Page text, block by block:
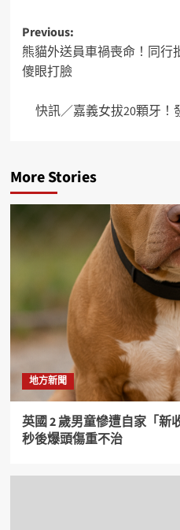
Previous:
熊貓外送員車禍喪命！同
傻眼打臉
快訊／嘉義女拔20顆牙
More Stories
地方新聞
英國 2 歲男童慘遭自家「新
秒後爆頭傷重不治